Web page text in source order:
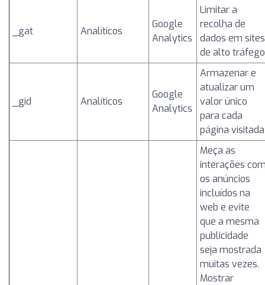
_gat Analíticos
Google
Analytics
Limitar a
recolha de
dados em sites
de alto tráfego
_gid Analíticos
Google
Analytics
Armazenar e
atualizar um
valor único
para cada
página visitada
Meça as
interações
os anúncios
incluídos na
web e evite
que a mesma
publicidade
seja mostrada
muitas vezes.
Mostrar